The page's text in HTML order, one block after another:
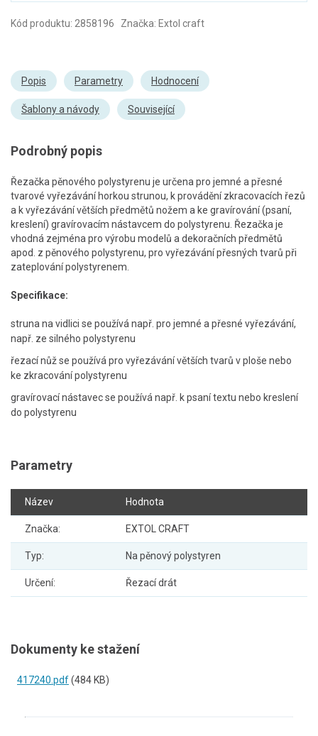
Kód produktu: 2858196 Značka: Extol craft
Popis Parametry Hodnocení
Šablony a návody Související
Podrobný popis
Řezačka pěnového polystyrenu je určena pro jemné a přesné
tvarové vyřezávání horkou strunou, k provádění zkracovacích řezů
a k vyřezávání větších předmětů nožem a ke gravírování (psaní,
kreslení) gravírovacím nástavcem do polystyrenu. Řezačka je
vhodná zejména pro výrobu modelů a dekoračních předmětů
apod. z pěnového polystyrenu, pro vyřezávání přesných tvarů při
zateplování polystyrenem.
Specifikace:
struna na vidlici se používá např. pro jemné a přesné vyřezávání,
např. ze silného polystyrenu
řezací nůž se používá pro vyřezávání větších tvarů v ploše nebo
ke zkracování polystyrenu
gravírovací nástavec se používá např. k psaní textu nebo kreslení
do polystyrenu
Parametry
Název Hodnota
Značka: EXTOL CRAFT
Typ: Na pěnový polystyren
Určení: Řezací drát
Dokumenty ke stažení
417240.pdf(484 KB)